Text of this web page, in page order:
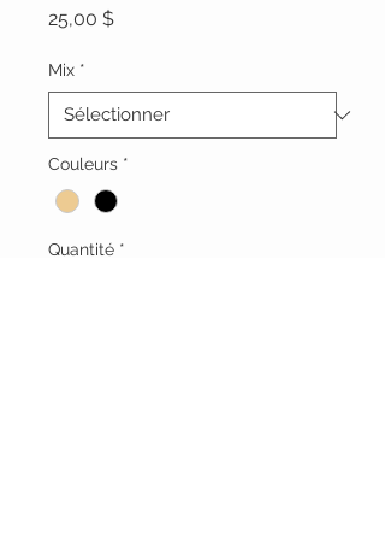
25,00 $Prix
Mix *
Couleurs *
Quantité *